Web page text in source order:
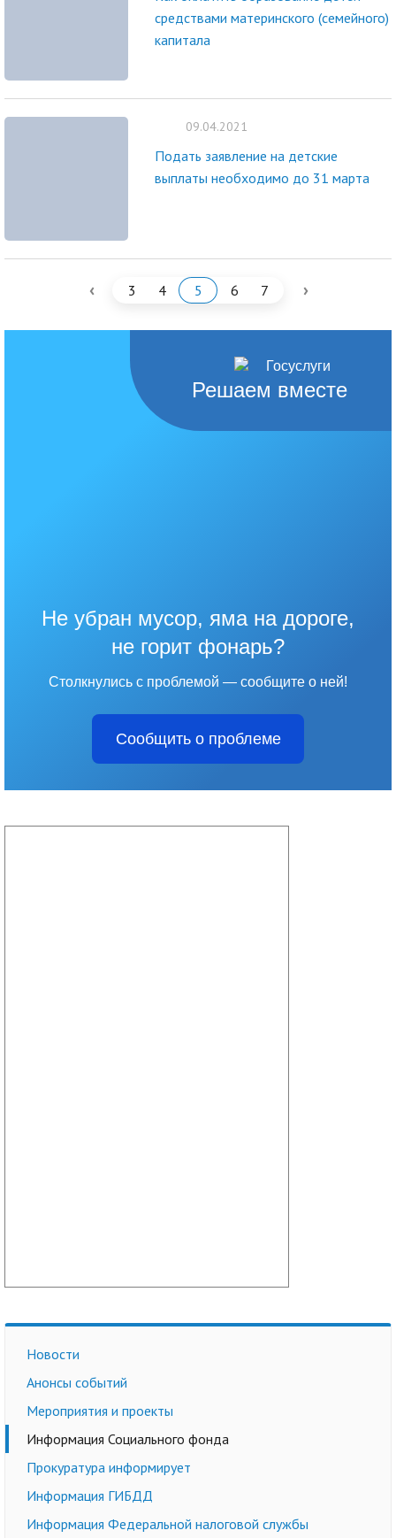
средствами материнского (семейного)
капитала
09.04.2021
Подать заявление на детские
выплаты необходимо до 31 марта
‹ 3 4 5 6 7 ›
Решаем вместе
Не убран мусор, яма на дороге,
не горит фонарь?
Столкнулись с проблемой — сообщите о ней!
Сообщить о проблеме
Новости
Анонсы событий
Мероприятия и проекты
Информация Социального фонда
Прокуратура информирует
Информация ГИБДД
Информация Федеральной налоговой службы